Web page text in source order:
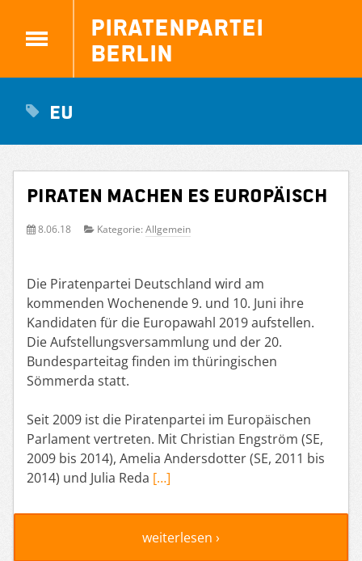
Piratenpartei
Berlin
eu
PIRATEN machen es europäisch
8.06.18 Kategorie: Allgemein
Die Piratenpartei Deutschland wird am
kommenden Wochenende 9. und 10. Juni ihre
Kandidaten für die Europawahl 2019 aufstellen.
Die Aufstellungsversammlung und der 20.
Bundesparteitag finden im thüringischen
Sömmerda statt.
Seit 2009 ist die Piratenpartei im Europäischen
Parlament vertreten. Mit Christian Engström (SE,
2009 bis 2014), Amelia Andersdotter (SE, 2011 bis
2014) und Julia Reda […]
weiterlesen ›